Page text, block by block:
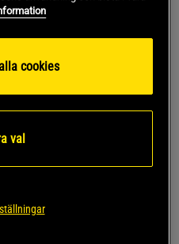
Lägg i varukorgen
bidrar till att bibehålla en
cookies
val